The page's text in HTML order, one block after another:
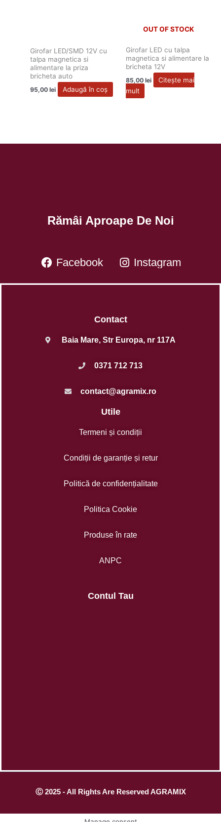
Girofar LED/SMD 12V cu
talpa magnetica si
alimentare la priza
bricheta auto
95,00lei Adaugă în coș
OUT OF STOCK
Girofar LED cu talpa
magnetica si alimentare la
bricheta 12V
85,00 lei
Citește mai
mult
Rămâi Aproape De Noi
Facebook Instagram
Contact
Baia Mare, Str Europa, nr 117A
0371 712 713
contact@agramix.ro
Utile
Termeni și condiții
Condiții de garanție și retur
Politică de confidențialitate
Politica Cookie
Produse în rate
ANPC
Contul Tau
Ⓒ 2025 - All Rights Are Reserved AGRAMIX